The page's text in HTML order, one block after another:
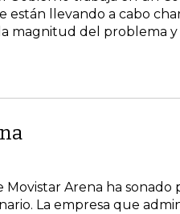
están llevando a cabo
magnitud del problema
Arena ha
La empresa que